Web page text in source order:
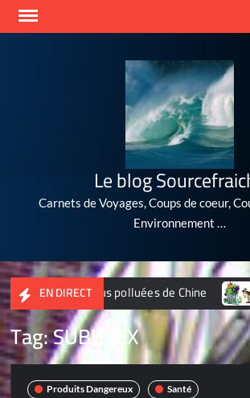
Skip
Le blog
Carnets de Voyages, Coups de coeur,
Environnement …
EN DIRECT
10 villes les plus polluées de Chine
Tag:SUBUTEX
Produits Dangereux Santé